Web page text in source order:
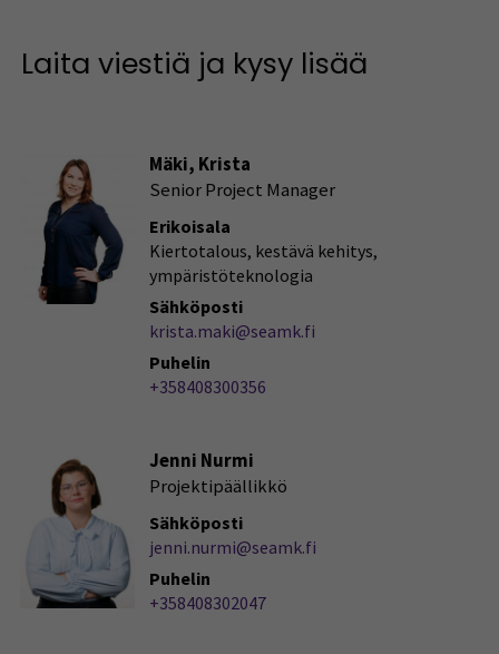
Laita viestiä ja kysy lisää
Mäki, Krista
Senior Project Manager
Erikoisala
Kiertotalous, kestävä kehitys,
ympäristöteknologia
Sähköposti
krista.maki@seamk.fi
Puhelin
+358408300356
Jenni Nurmi
Projektipäällikkö
Sähköposti
jenni.nurmi@seamk.fi
Puhelin
+358408302047